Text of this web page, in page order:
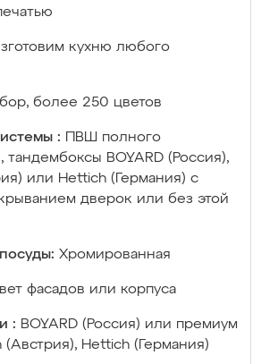
кухню любого
более 250 цветов
:
ПВШ полного
тандембоксы BOYARD (Россия),
или Hettich (Германия) с
дверок или без этой
Хромированная
фасадов или корпуса
: BOYARD (Россия) или премиум
(Австрия), Hettich (Германия)